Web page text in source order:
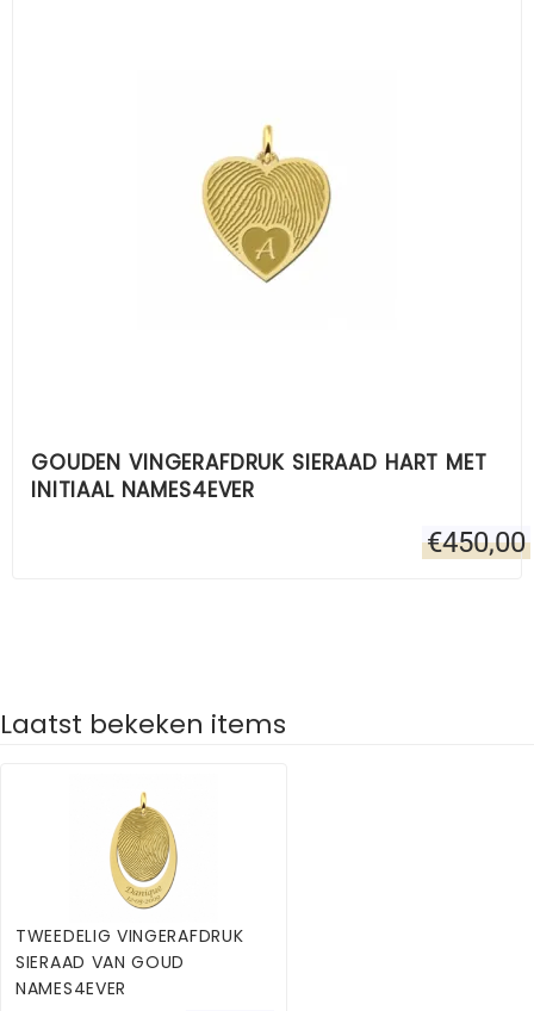
GOUDEN VINGERAFDRUK SIERAAD HART MET
INITIAAL NAMES4EVER
€450,00
Laatst bekeken items
TWEEDELIG VINGERAFDRUK
SIERAAD VAN GOUD
NAMES4EVER